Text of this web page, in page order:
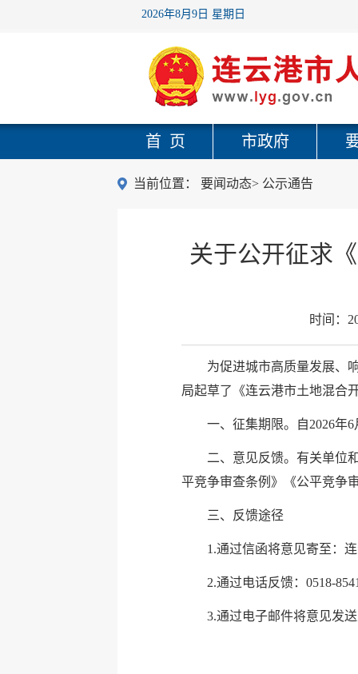
2026年8月9日 星期日
首 页 市政府
当前位置： 要闻动态> 公示通告
关于公开征求
时间：
为促进城市高质量发展、
局起草了《连云港市土地混合
一、征集期限。自2026年
二、意见反馈。有关单位
平竞争审查条例》《公平竞争
三、反馈途径
1.通过信函将意见寄至：
2.通过电话反馈：0518-
3.通过电子邮件将意见发